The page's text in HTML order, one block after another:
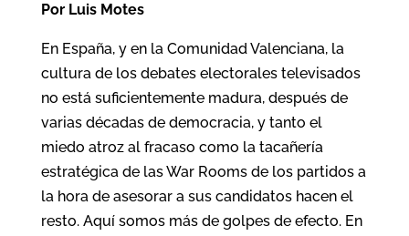
Por Luis Motes
En España, y en la Comunidad Valenciana, la
cultura de los debates electorales televisados
no está suficientemente madura, después de
varias décadas de democracia, y tanto el
miedo atroz al fracaso como la tacañería
estratégica de las War Rooms de los partidos a
la hora de asesorar a sus candidatos hacen el
resto. Aquí somos más de golpes de efecto. En